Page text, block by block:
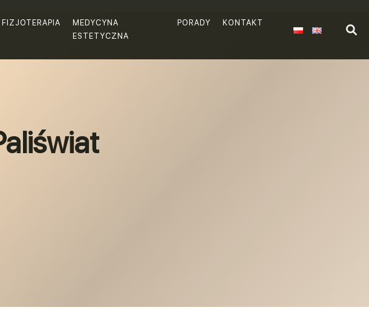
FIZJOTERAPIA
MEDYCYNA
ESTETYCZNA
PORADY KONTAKT